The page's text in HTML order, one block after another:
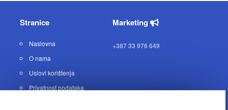
Stranice
Naslovna
O nama
Uslovi korištenja
Privatnost podataka
Marketing
+387 33 976 649